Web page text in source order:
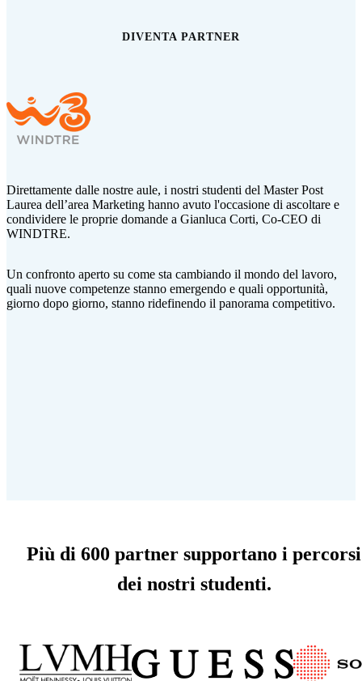
DIVENTA PARTNER
Direttamente dalle nostre aule, i nostri studenti del Master Post
Laurea dell’area Marketing hanno avuto l'occasione di ascoltare e
condividere le proprie domande a Gianluca Corti, Co-CEO di
WINDTRE.
Un confronto aperto su come sta cambiando il mondo del lavoro,
quali nuove competenze stanno emergendo e quali opportunità,
giorno dopo giorno, stanno ridefinendo il panorama competitivo.
Più di 600 partner supportano i percorsi
dei nostri studenti.